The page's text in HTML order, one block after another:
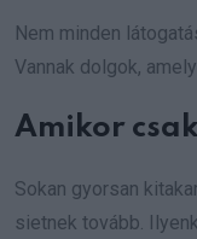
Nem minden
Vannak dolgok,
Amikor
Sokan gyorsan
sietnek tovább.